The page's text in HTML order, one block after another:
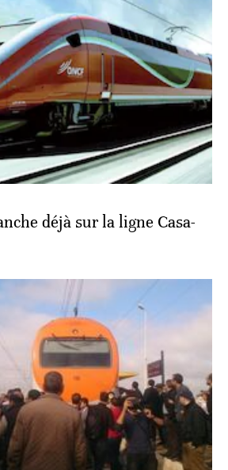
déjà sur la ligne Casa-